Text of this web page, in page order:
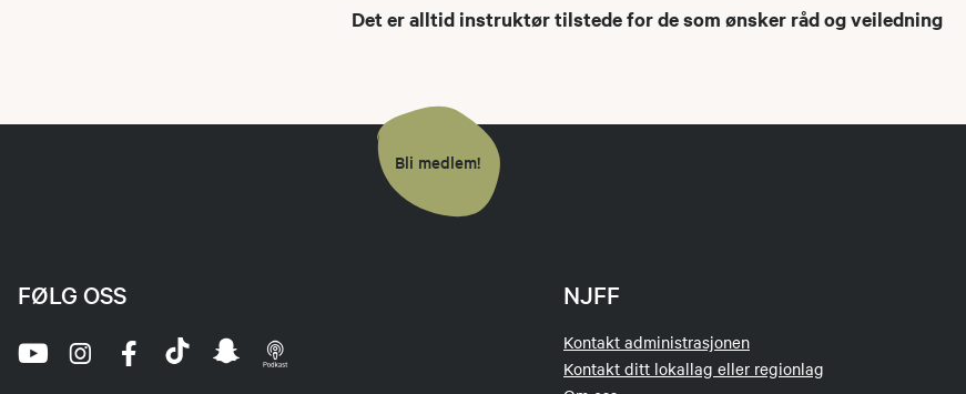
Det er alltid instruktør tilstede for de som ønsker råd og veiledning
Bli medlem!
NJFF
Kontakt administrasjonen
Kontakt ditt lokallag eller regionlag
FØLG OSS